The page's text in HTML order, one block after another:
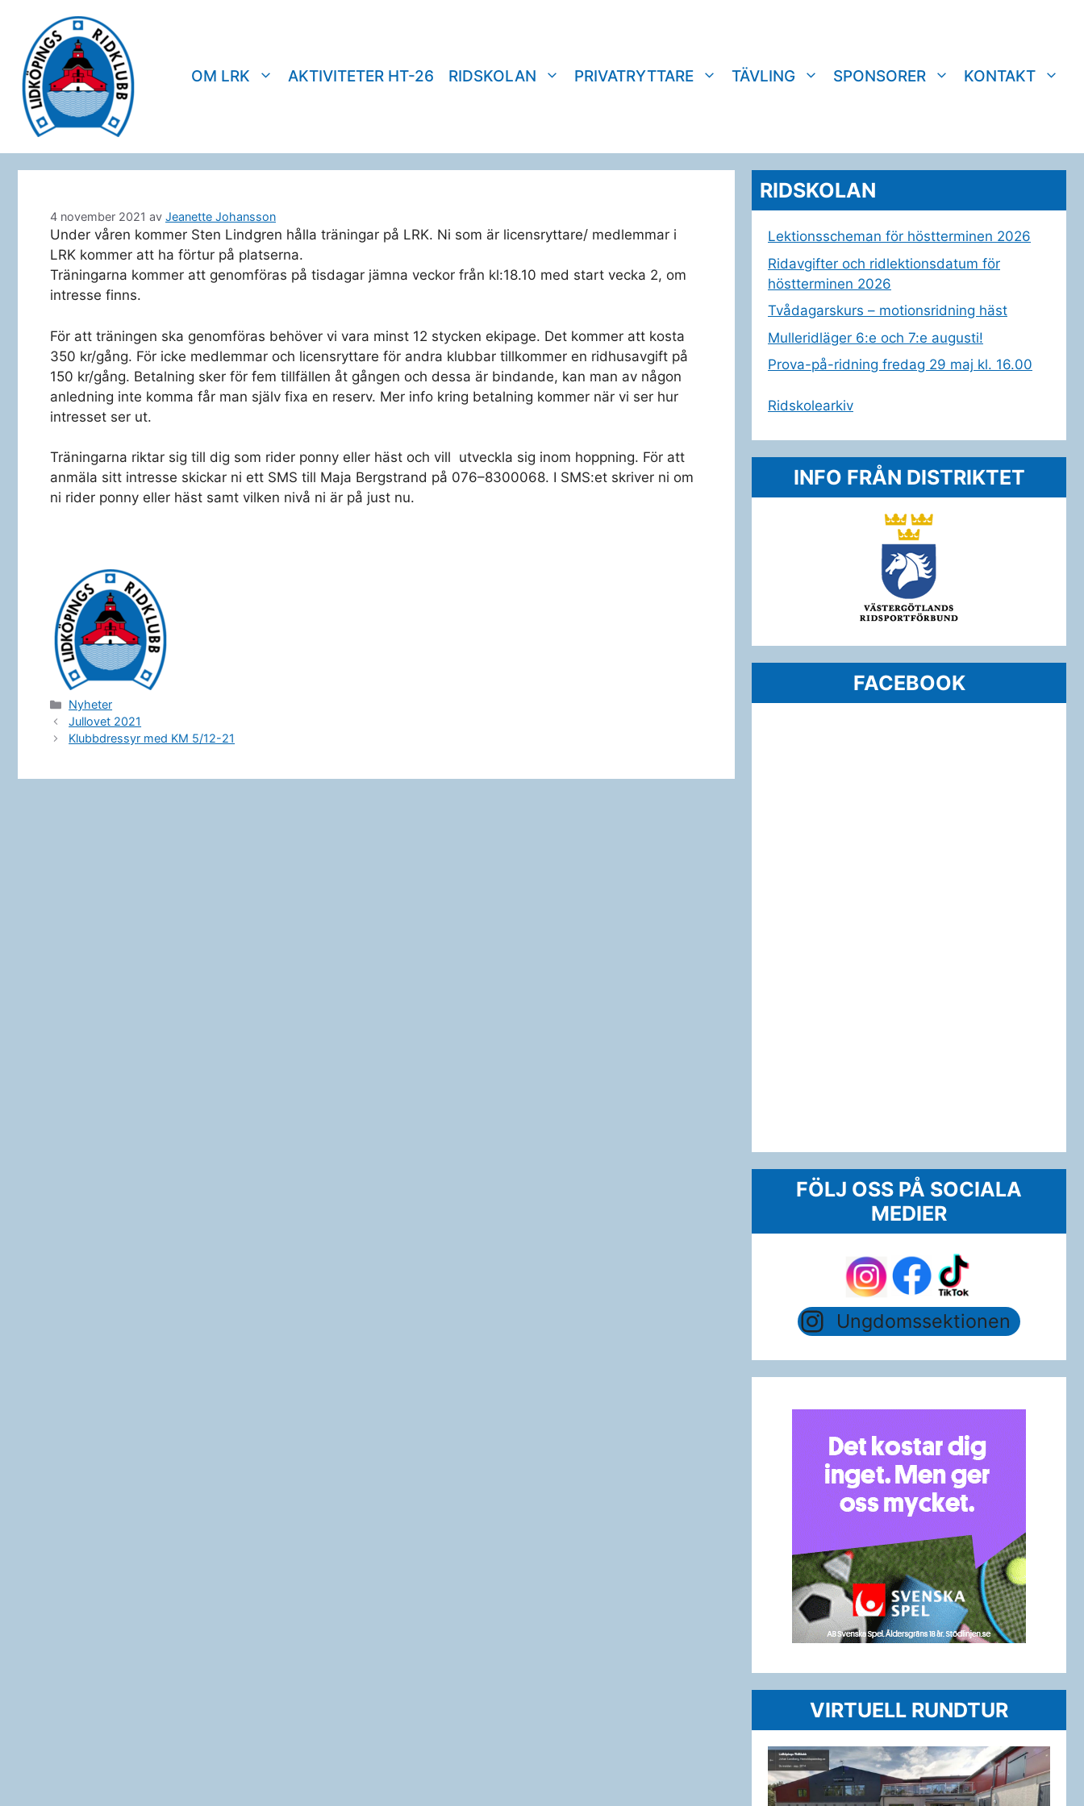
innehåll
OM LRK AKTIVITETER HT-26 RIDSKOLAN PRIVATRYTTARE TÄVLING SPONSORER KONTAKT
4 november 2021 av Jeanette Johansson
Under våren kommer Sten Lindgren hålla träningar på LRK. Ni som är licensryttare/ medlemmar i
LRK kommer att ha förtur på platserna.
Träningarna kommer att genomföras på tisdagar jämna veckor från kl:18.10 med start vecka 2, om
intresse finns.
För att träningen ska genomföras behöver vi vara minst 12 stycken ekipage. Det kommer att kosta
350 kr/gång. För icke medlemmar och licensryttare för andra klubbar tillkommer en ridhusavgift på
150 kr/gång. Betalning sker för fem tillfällen åt gången och dessa är bindande, kan man av någon
anledning inte komma får man själv fixa en reserv. Mer info kring betalning kommer när vi ser hur
intresset ser ut.
Träningarna riktar sig till dig som rider ponny eller häst och vill utveckla sig inom hoppning. För att
anmäla sitt intresse skickar ni ett SMS till Maja Bergstrand på 076–8300068. I SMS:et skriver ni om
ni rider ponny eller häst samt vilken nivå ni är på just nu.
Kategorier
Nyheter
Jullovet 2021
Klubbdressyr med KM 5/12-21
RIDSKOLAN
Lektionsscheman för höstterminen 2026
Ridavgifter och ridlektionsdatum för
höstterminen 2026
Tvådagarskurs – motionsridning häst
Mulleridläger 6:e och 7:e augusti!
Prova-på-ridning fredag 29 maj kl. 16.00
Ridskolearkiv
INFO FRÅN DISTRIKTET
FACEBOOK
FÖLJ OSS PÅ SOCIALA
MEDIER
Ungdomssektionen
VIRTUELL RUNDTUR